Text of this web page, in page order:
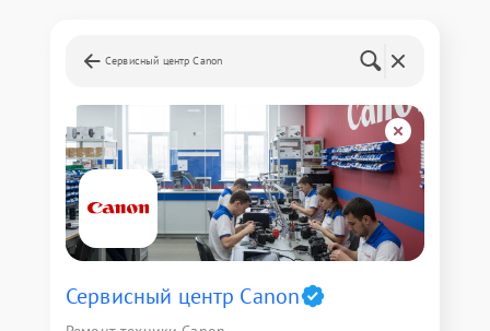
Сервисный центр Canon
Сервисный центр Canon